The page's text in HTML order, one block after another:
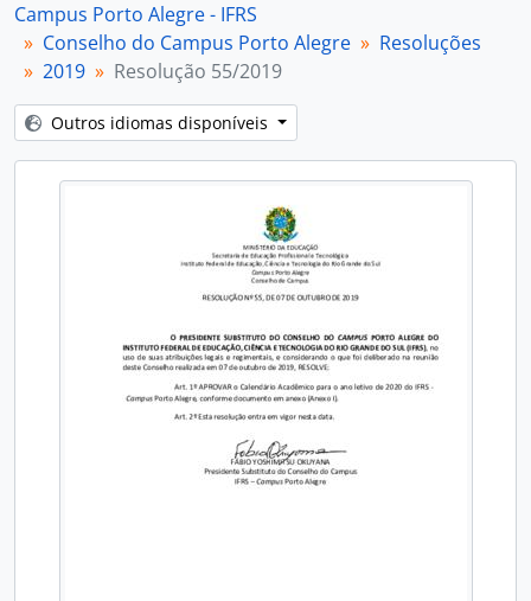
Campus Porto Alegre - IFRS
Conselho do Campus Porto Alegre
Resoluções
2019
Resolução 55/2019
Outros idiomas disponíveis